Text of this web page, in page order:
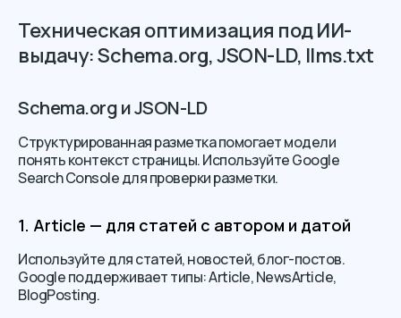
Техническая оптимизация под ИИ-
выдачу: Schema.org, JSON-LD, llms.txt
Schema.org и JSON-LD
Структурированная разметка помогает модели
понять контекст страницы. Используйте Google
Search Console для проверки разметки.
1. Article — для статей с автором и датой
Используйте для статей, новостей, блог-постов.
Google поддерживает типы: Article, NewsArticle,
BlogPosting.